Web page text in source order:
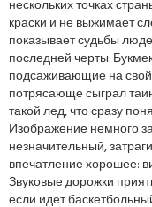
нескольких точках
краски и не выжимает
показывает судьбы
последней черты.
подсаживающие на
потрясающе сыграл
такой лед, что сразу
Изображение немного
незначительный,
впечатление хорошее:
Звуковые дорожки
если идет